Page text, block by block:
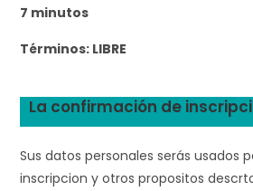
7 minutos
Términos: LIBRE
La confirmación de
Sus datos personales serás usados
inscripcion y otros propositos